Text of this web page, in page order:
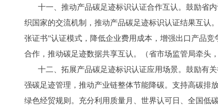
十一、推动产品碳足迹标识认证合作互认。鼓励省
织国家的交流机制，推动产品碳足迹标识认证结果互认
张证书”认证模式，降低企业费用成本，增强出口产品
合作，推动碳足迹数据共享互认。（省市场监管局牵头
十二、拓展产品碳足迹标识认证应用场景。鼓励有
强碳足迹管理，推动产业链整体节能降碳。支持高碳排
绿色经贸规则。充分利用质量月、世界认可日、全国低